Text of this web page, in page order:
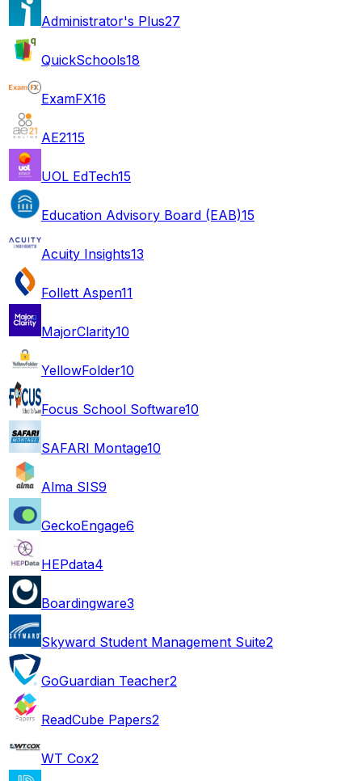
Administrator's Plus27
QuickSchools18
ExamFX16
AE2115
UOL EdTech15
Education Advisory Board (EAB)15
Acuity Insights13
Follett Aspen11
MajorClarity10
YellowFolder10
Focus School Software10
SAFARI Montage10
Alma SIS9
GeckoEngage6
HEPdata4
Boardingware3
Skyward Student Management Suite2
GoGuardian Teacher2
ReadCube Papers2
WT Cox2